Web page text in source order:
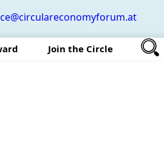
Join the Circle